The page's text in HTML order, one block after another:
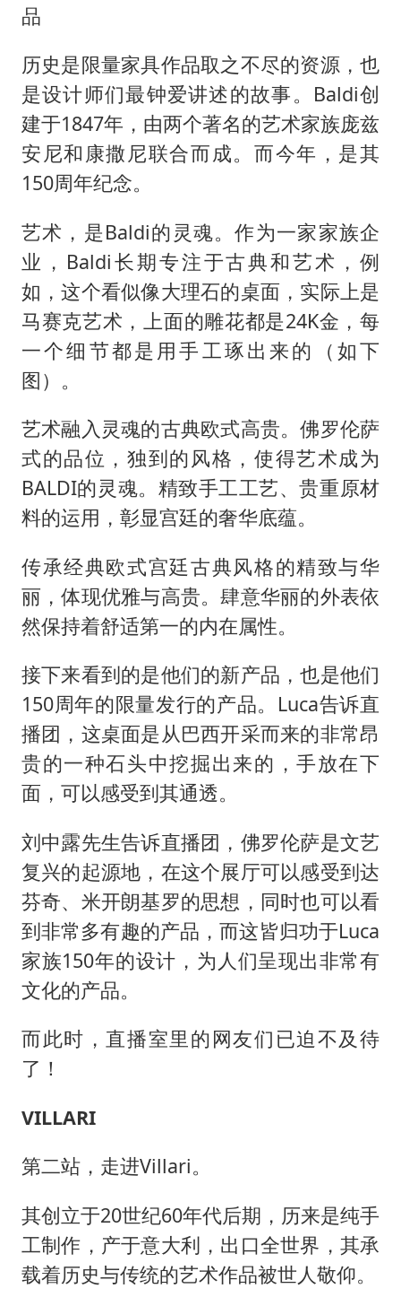
品
历史是限量家具作品取之不尽的资源，也
是设计师们最钟爱讲述的故事。Baldi创
建于1847年，由两个著名的艺术家族庞兹
安尼和康撒尼联合而成。而今年，是其
150周年纪念。
艺术，是Baldi的灵魂。作为一家家族企
业，Baldi长期专注于古典和艺术，例
如，这个看似像大理石的桌面，实际上是
马赛克艺术，上面的雕花都是24K金，每
一个细节都是用手工琢出来的（如下
图）。
艺术融入灵魂的古典欧式高贵。佛罗伦萨
式的品位，独到的风格，使得艺术成为
BALDI的灵魂。精致手工工艺、贵重原材
料的运用，彰显宫廷的奢华底蕴。
传承经典欧式宫廷古典风格的精致与华
丽，体现优雅与高贵。肆意华丽的外表依
然保持着舒适第一的内在属性。
接下来看到的是他们的新产品，也是他们
150周年的限量发行的产品。Luca告诉直
播团，这桌面是从巴西开采而来的非常昂
贵的一种石头中挖掘出来的，手放在下
面，可以感受到其通透。
刘中露先生告诉直播团，佛罗伦萨是文艺
复兴的起源地，在这个展厅可以感受到达
芬奇、米开朗基罗的思想，同时也可以看
到非常多有趣的产品，而这皆归功于Luca
家族150年的设计，为人们呈现出非常有
文化的产品。
而此时，直播室里的网友们已迫不及待
了！
VILLARI
第二站，走进Villari。
其创立于20世纪60年代后期，历来是纯手
工制作，产于意大利，出口全世界，其承
载着历史与传统的艺术作品被世人敬仰。